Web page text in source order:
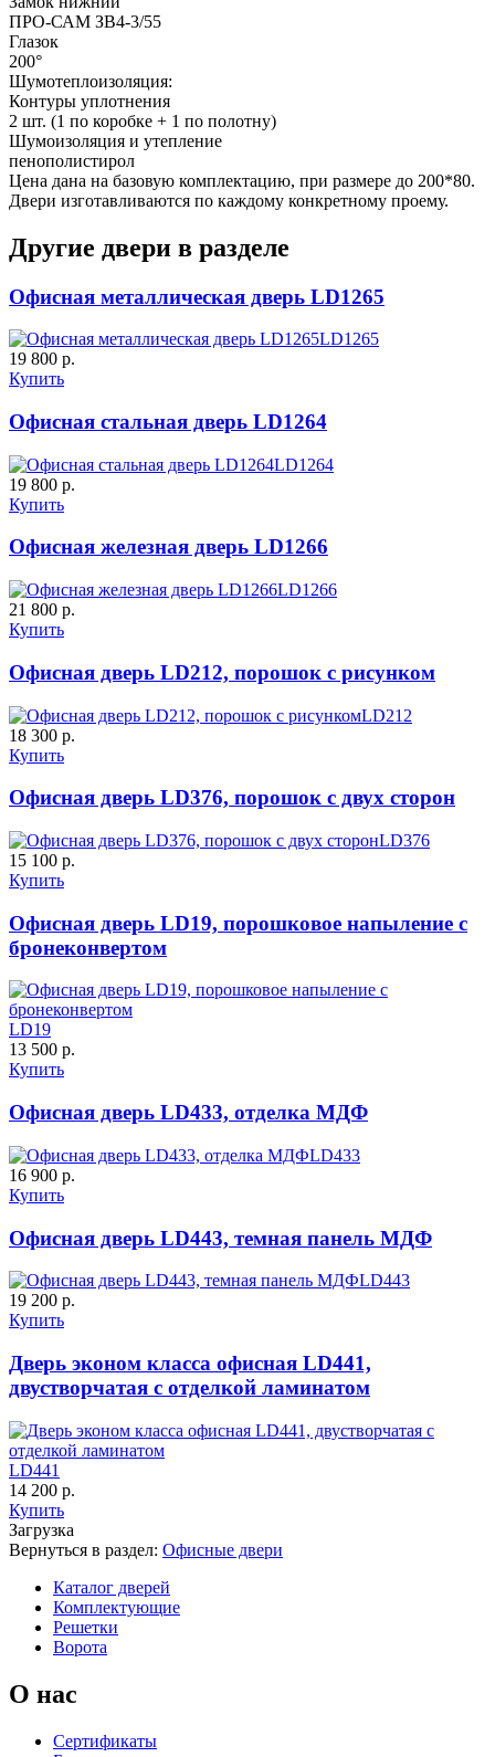
"Крокодил"
Д-36 С Д-36 СС
ДУБ БЕЛЁНЫЙ
К-10 60
К-11 С
К-35 С
C53
C61
ПРО-САМ ЗВ4-3/55
Глазок
200°
Шумотеплоизоляция:
Контуры уплотнения
2 шт. (1 по коробке + 1 по полотну)
Шумоизоляция и утепление
пенополистирол
Цена дана на базовую комплектацию, при размере до 200*80.
Двери изготавливаются по каждому конкретному проему.
Другие двери в разделе
Офисная металлическая дверь LD1265
LD1265
19 800 р.
Купить
Офисная стальная дверь LD1264
LD1264
19 800 р.
Купить
Офисная железная дверь LD1266
LD1266
21 800 р.
Купить
Офисная дверь LD212, порошок с рисунком
LD212
18 300 р.
Купить
Офисная дверь LD376, порошок с двух сторон
LD376
15 100 р.
Купить
Офисная дверь LD19, порошковое напыление с
бронеконвертом
LD19
13 500 р.
Купить
Офисная дверь LD433, отделка МДФ
LD433
16 900 р.
Купить
Офисная дверь LD443, темная панель МДФ
LD443
19 200 р.
Купить
Дверь эконом класса офисная LD441,
двустворчатая с отделкой ламинатом
LD441
14 200 р.
Купить
Загрузка
Вернуться в раздел: Офисные двери
Каталог дверей
Комплектующие
Решетки
Ворота
О нас
Сертификаты